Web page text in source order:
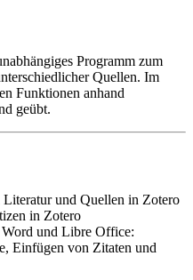
Programm zum
Quellen. Im
Funktionen anhand
geübt.
und Quellen in Zotero
in Zotero
und Libre Office:
Einfügen von Zitaten und